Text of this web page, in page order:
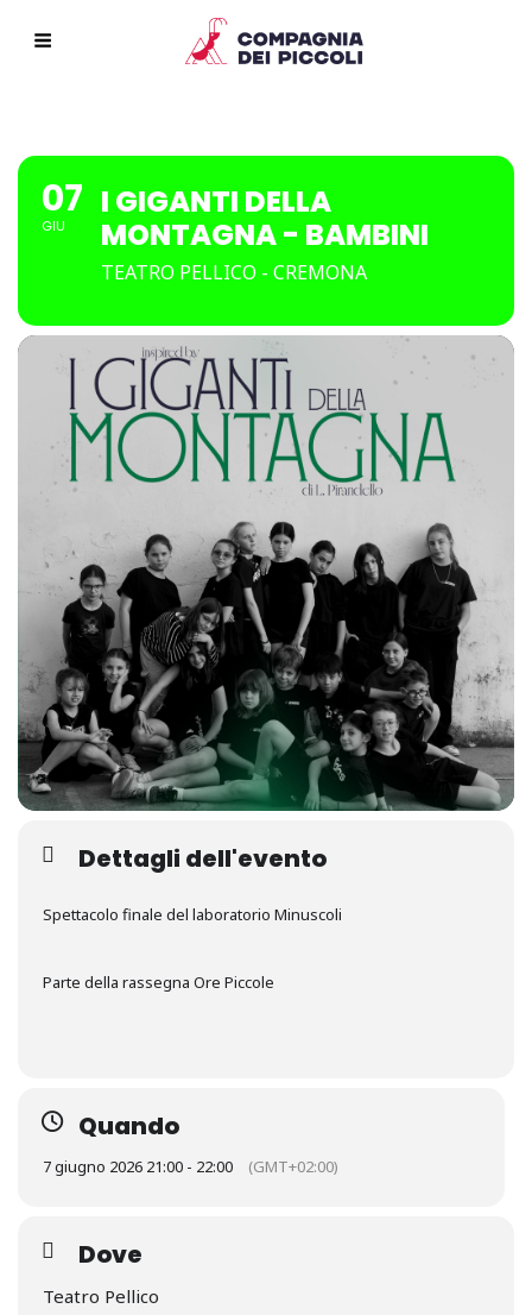
07
GIU
I GIGANTI DELLA
MONTAGNA - BAMBINI
TEATRO PELLICO - CREMONA
Dettagli dell'evento
Spettacolo finale del laboratorio Minuscoli
Parte della rassegna Ore Piccole
Quando
7 giugno 2026 21:00 - 22:00 (GMT+02:00)
Dove
Teatro Pellico